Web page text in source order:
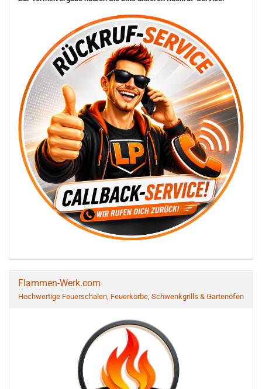
Flammen-Werk.com
Hochwertige Feuerschalen, Feuerkörbe, Schwenkgrills & Gartenöfen